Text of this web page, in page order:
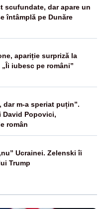
scufundate, dar apare un
întâmplă pe Dunăre
apariție surpriză la
„Îi iubesc pe români”
dar m-a speriat puțin”.
David Popovici,
român
Ucrainei. Zelenski îi
Trump